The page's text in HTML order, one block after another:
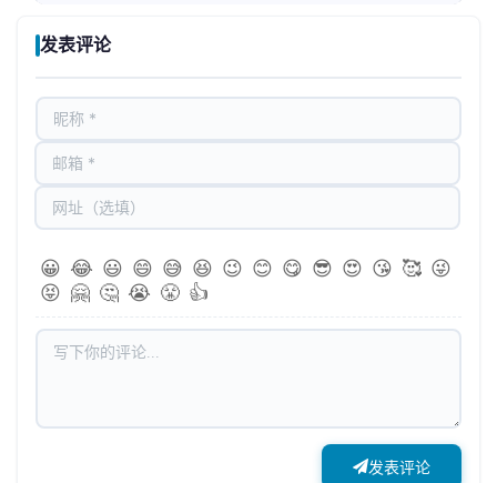
发表评论
😀 😂 😃 😄 😅 😆 😉 😊 😋 😎 😍 😘 🥰 😜
😝 🤗 🤔 😭 😤 👍
发表评论